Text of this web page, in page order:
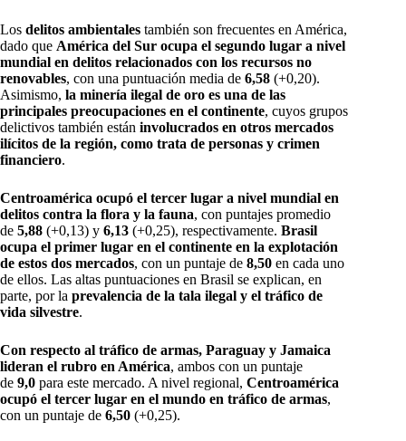
Los delitos ambientales también son frecuentes en América,
dado que América del Sur ocupa el segundo lugar a nivel
mundial en delitos relacionados con los recursos no
renovables, con una puntuación media de 6,58 (+0,20).
Asimismo, la minería ilegal de oro es una de las
principales preocupaciones en el continente, cuyos grupos
delictivos también están involucrados en otros mercados
ilícitos de la región, como trata de personas y crimen
financiero.
Centroamérica ocupó el tercer lugar a nivel mundial en
delitos contra la flora y la fauna, con puntajes promedio
de 5,88 (+0,13) y 6,13 (+0,25), respectivamente. Brasil
ocupa el primer lugar en el continente en la explotación
de estos dos mercados, con un puntaje de 8,50 en cada uno
de ellos. Las altas puntuaciones en Brasil se explican, en
parte, por la prevalencia de la tala ilegal y el tráfico de
vida silvestre.
Con respecto al tráfico de armas, Paraguay y Jamaica
lideran el rubro en América, ambos con un puntaje
de 9,0 para este mercado. A nivel regional, Centroamérica
ocupó el tercer lugar en el mundo en tráfico de armas,
con un puntaje de 6,50 (+0,25).